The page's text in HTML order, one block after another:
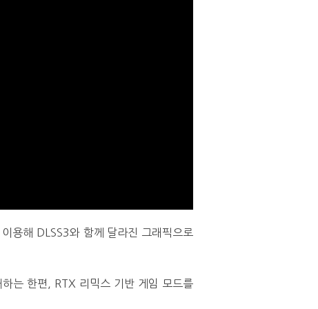
용해 DLSS3와 함께 달라진 그래픽으로
는 한편, RTX 리믹스 기반 게임 모드를